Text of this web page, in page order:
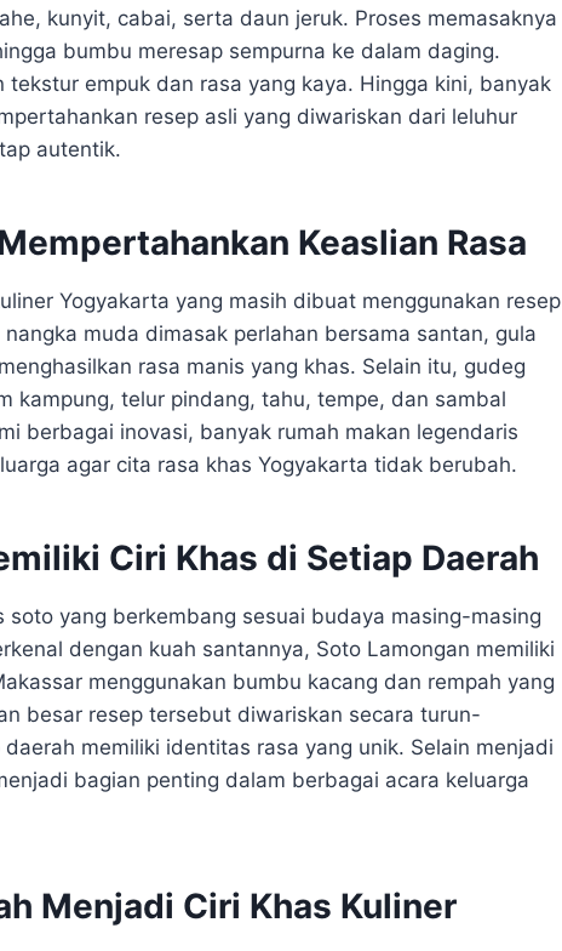
kunyit, cabai, serta daun jeruk. Proses memasaknya
bumbu meresap sempurna ke dalam daging.
empuk dan rasa yang kaya. Hingga kini, banyak
resep asli yang diwariskan dari leluhur
autentik.
Keaslian Rasa
Yogyakarta yang masih dibuat menggunakan resep
muda dimasak perlahan bersama santan, gula
rasa manis yang khas. Selain itu, gudeg
kampung, telur pindang, tahu, tempe, dan sambal
berbagai inovasi, banyak rumah makan legendaris
agar cita rasa khas Yogyakarta tidak berubah.
Ciri Khas di Setiap Daerah
soto yang berkembang sesuai budaya masing-masing
dengan kuah santannya, Soto Lamongan memiliki
menggunakan bumbu kacang dan rempah yang
besar resep tersebut diwariskan secara turun-
memiliki identitas rasa yang unik. Selain menjadi
bagian penting dalam berbagai acara keluarga
Menjadi Ciri Khas Kuliner